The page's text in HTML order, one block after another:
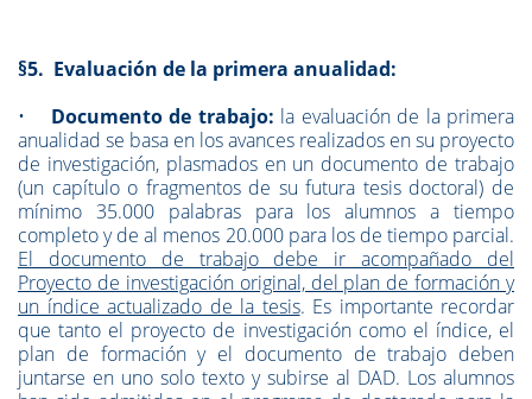
§5. Evaluación de la primera anualidad:
• Documento de trabajo: la evaluación de la primera
anualidad se basa en los avances realizados en su proyecto
de investigación, plasmados en un documento de trabajo
(un capítulo o fragmentos de su futura tesis doctoral) de
mínimo 35.000 palabras para los alumnos a tiempo
completo y de al menos 20.000 para los de tiempo parcial.
El documento de trabajo debe ir acompañado del
Proyecto de investigación original, del plan de formación y
un índice actualizado de la tesis. Es importante recordar
que tanto el proyecto de investigación como el índice, el
plan de formación y el documento de trabajo deben
juntarse en uno solo texto y subirse al DAD. Los alumnos